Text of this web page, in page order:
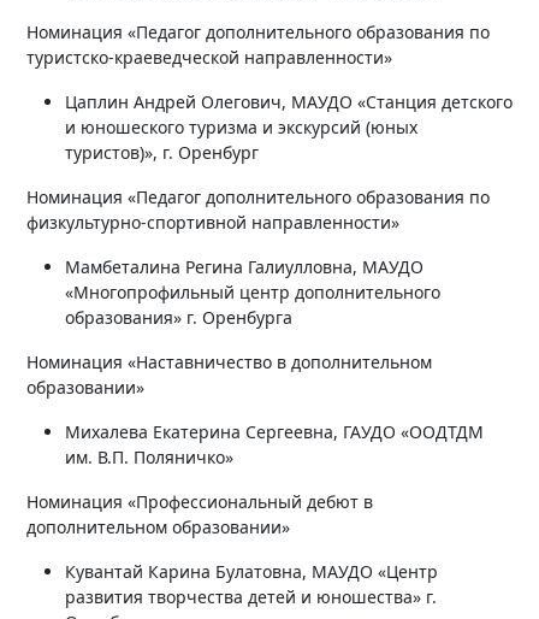
Номинация «Педагог дополнительного образования по
туристско-краеведческой направленности»
Цаплин Андрей Олегович, МАУДО «Станция детского
и юношеского туризма и экскурсий (юных
туристов)», г. Оренбург
Номинация «Педагог дополнительного образования по
физкультурно-спортивной направленности»
Мамбеталина Регина Галиулловна, МАУДО
«Многопрофильный центр дополнительного
образования» г. Оренбурга
Номинация «Наставничество в дополнительном
образовании»
Михалева Екатерина Сергеевна, ГАУДО «ООДТДМ
им. В.П. Поляничко»
Номинация «Профессиональный дебют в
дополнительном образовании»
Кувантай Карина Булатовна, МАУДО «Центр
развития творчества детей и юношества» г.